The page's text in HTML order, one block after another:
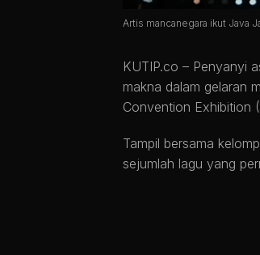
Artis mancanegara ikut Java
KUTIP.co – Penyanyi
makna dalam gelaran
Convention Exhibition
Tampil bersama
sejumlah lagu yang